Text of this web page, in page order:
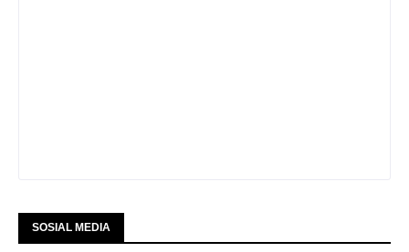
SOSIAL MEDIA